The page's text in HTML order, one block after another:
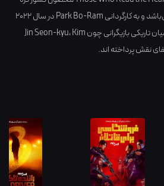
و به کارگردانیPark Bo-Ramدر سال2022
تاریکی بازیگرانی چون
Jin Seon-kyu،Kim
نقش پرداخته اند.